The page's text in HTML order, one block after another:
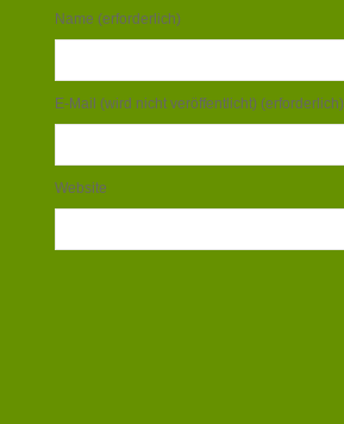
Name (erforderlich)
E-Mail (wird nicht veröffentlicht) (erforderlich)
Website